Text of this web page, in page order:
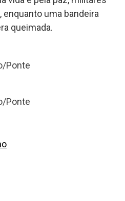
enquanto uma bandeira
queimada.
Ponte
Ponte